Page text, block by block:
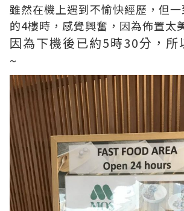
雖然在機上遇到不愉快經歷，但
的4樓時，感覺興奮，因為佈置太
因為下機後已約5時30分，所
~